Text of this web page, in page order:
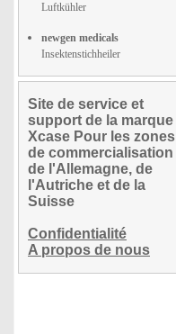
Luftkühler
newgen medicals
Insektenstichheiler
Site de service et
support de la marque
Xcase Pour les zones
de commercialisation
de l'Allemagne, de
l'Autriche et de la
Suisse
Confidentialité
A propos de nous